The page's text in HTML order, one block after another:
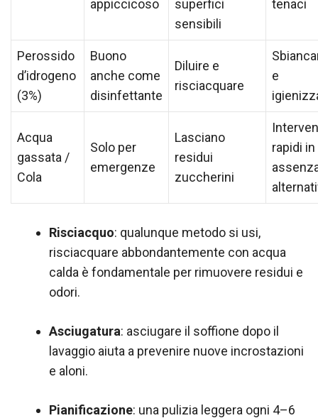
appiccicoso
superfici
sensibili
tenaci
Perossido
d’idrogeno
(3%)
Buono
anche come
disinfettante
Diluire e
risciacquare
e
Acqua
gassata /
Cola
Solo per
emergenze
Lasciano
residui
zuccherini
rapidi in
Risciacquo: qualunque metodo si usi,
risciacquare abbondantemente con acqua
calda è fondamentale per rimuovere residui e
odori.
Asciugatura: asciugare il soffione dopo il
lavaggio aiuta a prevenire nuove incrostazioni
e aloni.
Pianificazione: una pulizia leggera ogni 4–6